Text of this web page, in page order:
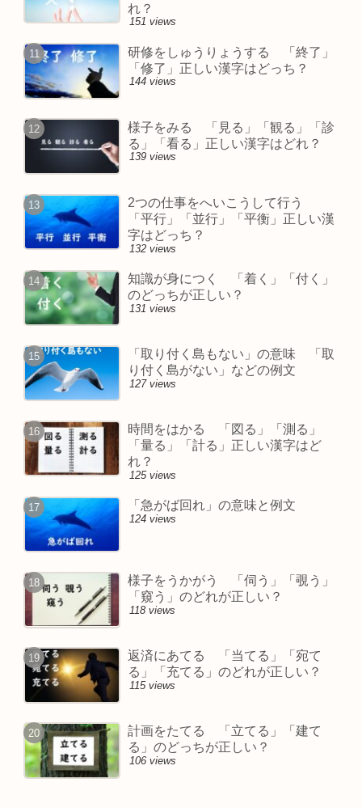
れ？
151 views
研修をしゅうりょうする 「終了」
「修了」正しい漢字はどっち？
144 views
様子をみる 「見る」「観る」「診
る」「看る」正しい漢字はどれ？
139 views
2つの仕事をへいこうして行う
「平行」「並行」「平衡」正しい漢
字はどっち？
132 views
知識が身につく 「着く」「付く」
のどっちが正しい？
131 views
「取り付く島もない」の意味 「取
り付く島がない」などの例文
127 views
時間をはかる 「図る」「測る」
「量る」「計る」正しい漢字はど
れ？
125 views
「急がば回れ」の意味と例文
124 views
様子をうかがう 「伺う」「覗う」
「窺う」のどれが正しい？
118 views
返済にあてる 「当てる」「宛て
る」「充てる」のどれが正しい？
115 views
計画をたてる 「立てる」「建て
る」のどっちが正しい？
106 views